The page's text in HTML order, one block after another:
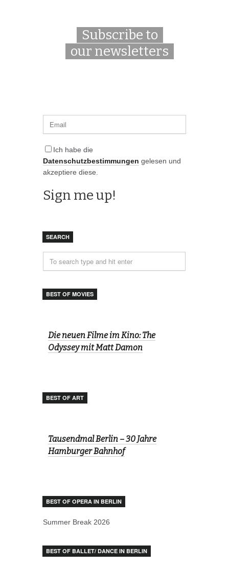
Subscribe to
our newsletters
Ich habe die
Datenschutzbestimmungen gelesen und
akzeptiere diese.
SEARCH
BEST OF MOVIES
Die neuen Filme im Kino: The
Odyssey mit Matt Damon
BEST OF ART
Tausendmal Berlin – 30 Jahre
Hamburger Bahnhof
BEST OF OPERA IN BERLIN
Summer Break 2026
BEST OF BALLET/ DANCE IN BERLIN